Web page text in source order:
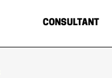
CONSULTANT